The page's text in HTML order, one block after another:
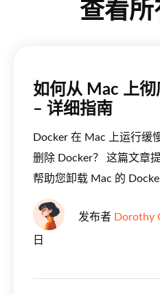
查看所
如何从 Mac 上
– 详细指南
Docker 在 Mac 上运行缓
删除 Docker？ 这篇文章
帮助您卸载 Mac 的
发布者 Dorothy
日